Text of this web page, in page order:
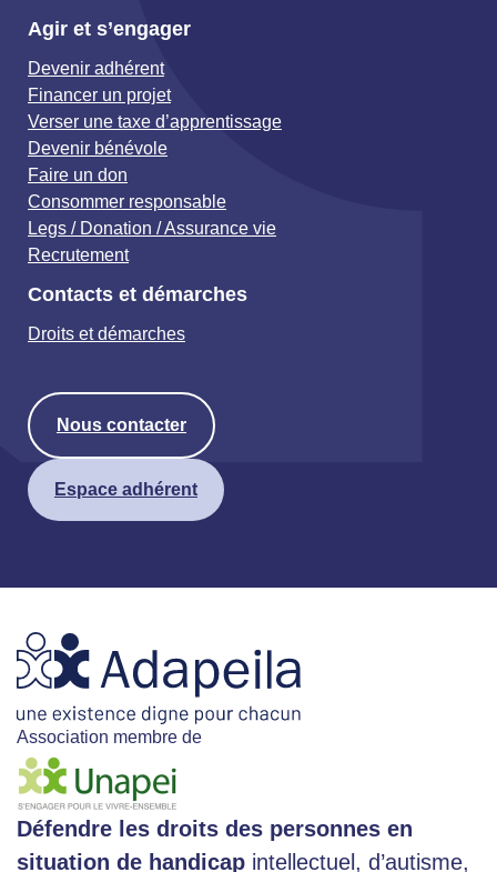
Agir et s’engager
Devenir adhérent
Financer un projet
Verser une taxe d’apprentissage
Devenir bénévole
Faire un don
Consommer responsable
Legs / Donation / Assurance vie
Recrutement
Contacts et démarches
Droits et démarches
Nous contacter
Espace adhérent
Association membre de
Défendre les droits des personnes en
situation de handicap intellectuel, d’autisme,